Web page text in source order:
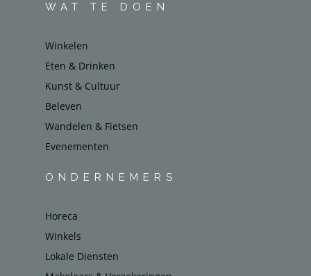
WAT TE DOEN
Winkelen
Eten & Drinken
Kunst & Cultuur
Beleven
Wandelen & Fietsen
Evenementen
ONDERNEMERS
Horeca
Winkels
Lokale Diensten